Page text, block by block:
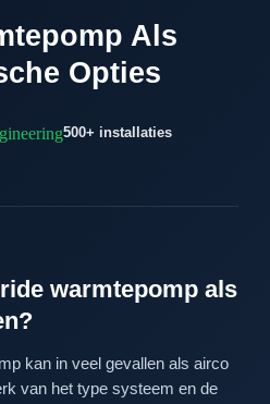
Als
Opties
500+ installaties
warmtepomp als
kan in veel gevallen als airco
van het type systeem en de